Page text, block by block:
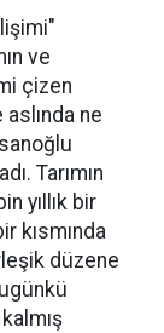
ve
çizen
aslında ne
Tarımın
yıllık bir
kısmında
düzene